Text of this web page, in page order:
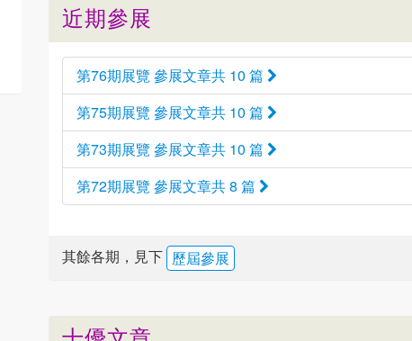
近期參展
第76期展覽 參展文章共 10 篇
第75期展覽 參展文章共 10 篇
第73期展覽 參展文章共 10 篇
第72期展覽 參展文章共 8 篇
其餘各期，見下 歷屆參展